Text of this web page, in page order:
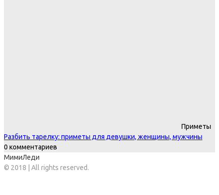
Приметы
Разбить тарелку: приметы для девушки, женщины, мужчины
0 комментариев
МимиЛеди
© 2018 | All rights reserved.